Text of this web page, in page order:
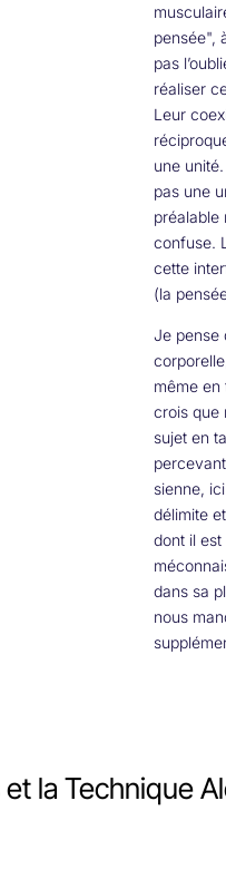
pensée",
pas
réaliser
Leur
une
pas une
préalable
confuse.
cette
(la
Je pense
même en
crois que
sujet en
sienne,
délimite
dont il
dans sa
nous
la Technique